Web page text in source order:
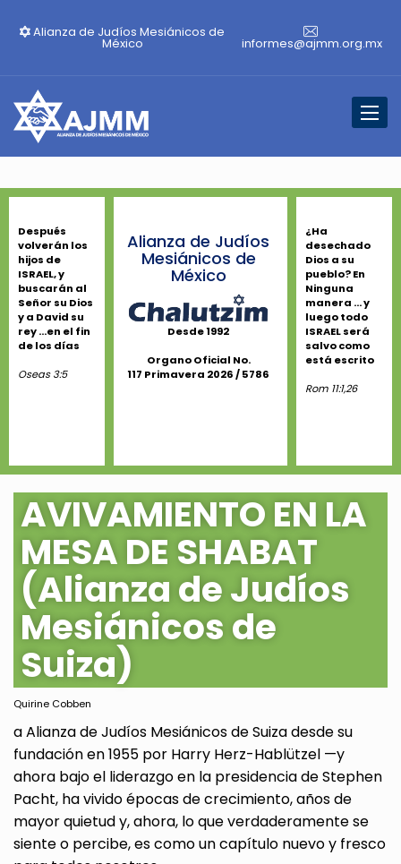
Alianza de Judíos Mesiánicos de
México informes@ajmm.org.mx
Después
volverán los
hijos de
ISRAEL, y
buscarán al
Señor su Dios
y a David su
rey ...en el fin
de los días
Oseas 3:5
Alianza de Judíos
Mesiánicos de
México
Desde 1992
Organo Oficial No.
117 Primavera 2026 / 5786
¿Ha
desechado
Dios a su
pueblo? En
Ninguna
manera ... y
luego todo
ISRAEL será
salvo como
está escrito
Rom 11:1,26
AVIVAMIENTO EN LA
MESA DE SHABAT
(Alianza de Judíos
Mesiánicos de
Suiza)
Quirine Cobben
a Alianza de Judíos Mesiánicos de Suiza desde su
fundación en 1955 por Harry Herz-Hablützel —y
ahora bajo el liderazgo en la presidencia de Stephen
Pacht, ha vivido épocas de crecimiento, años de
mayor quietud y, ahora, lo que verdaderamente se
siente o percibe, es como un capítulo nuevo y fresco